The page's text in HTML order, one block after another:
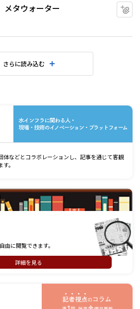
メタウォーター
さらに読み込む
体などとコラボレーションし、記事を通じて客観
。
由に閲覧できます。
詳細を見る